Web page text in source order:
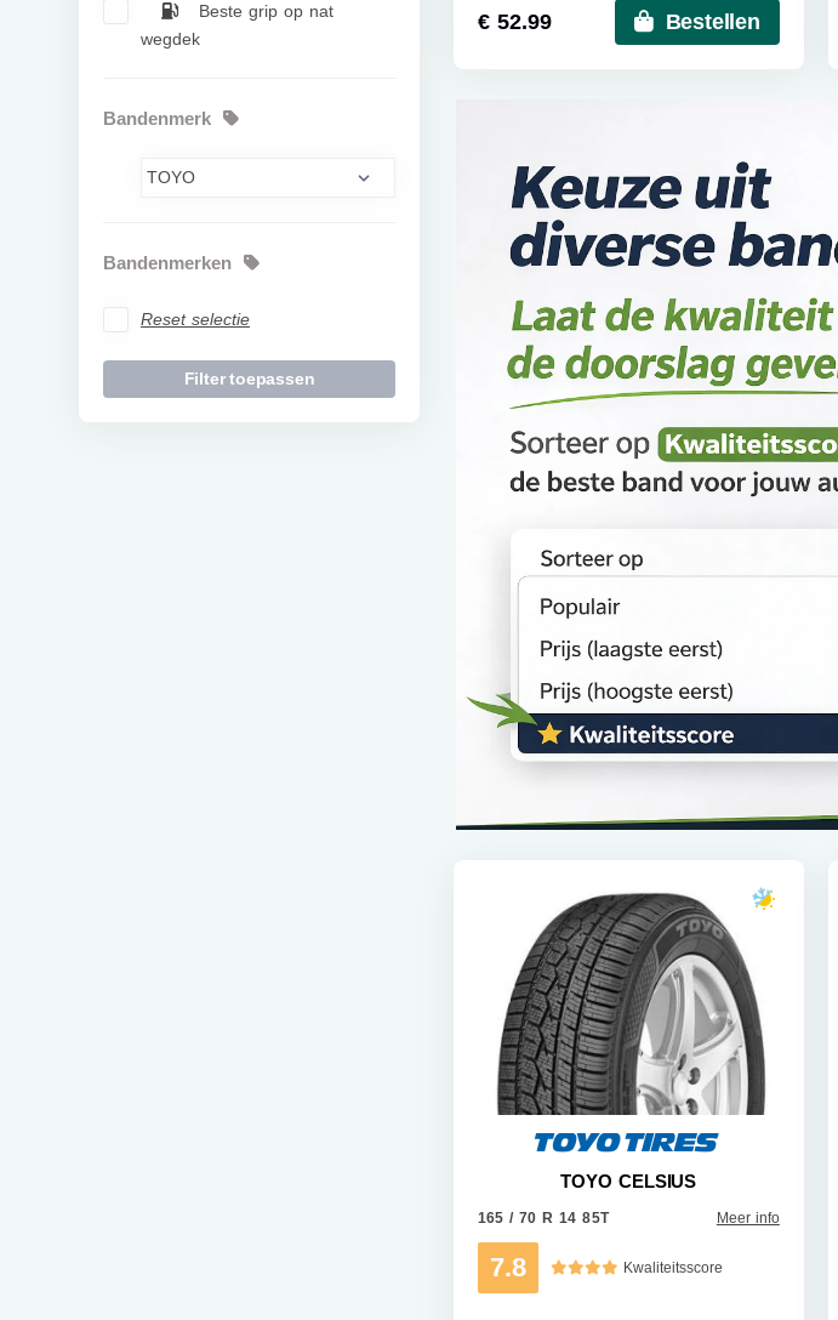
Beste grip op nat
wegdek
Bandenmerk
Bandenmerken
Reset selectie
€ 52.99 Bestellen
TOYO CELSIUS
165 / 70 R 14 85T Meer info
7.8 Kwaliteitsscore